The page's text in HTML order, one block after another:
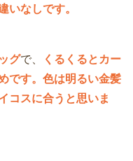
いなしです。
グで、
くるくるとカー
です。色は明るい金髪
コスに合うと思いま